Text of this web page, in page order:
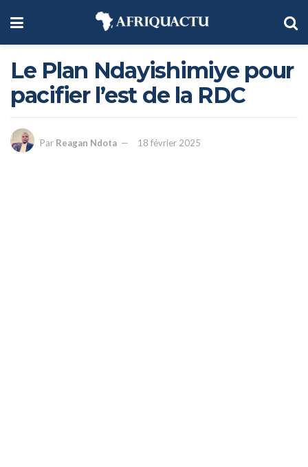
Le Plan Ndayishimiye pour
pacifier l’est de la RDC
Par Reagan Ndota 18 février 2025